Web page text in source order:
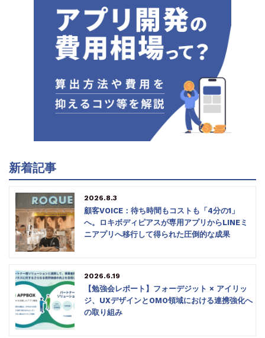
新着記事
2026.8.3
顧客VOICE：待ち時間もコストも「4分の1」
へ。ロキボディピアスが専用アプリからLINEミ
ニアプリへ移行して得られた圧倒的な成果
2026.6.19
【勉強会レポート】フォーデジット × アイリッ
ジ、UXデザインとOMO領域における連携強化へ
の取り組み